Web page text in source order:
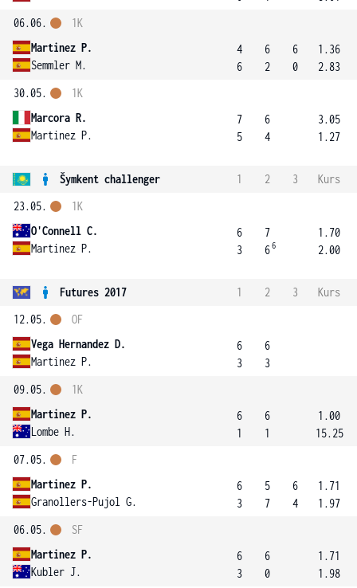
06.06.
Martinez P.
Semmler M.
1K
4
6
6
2
6
0
1.36
2.83
30.05.
Marcora R.
Martinez P.
1K
7
5
6
4
3.05
1.27
Šymkent challenger 1 2 3
Kurs
23.05.
O'Connell C.
Martinez P.
1K
6
3
7
66
1.70
2.00
Futures 2017 1 2 3
Kurs
12.05.
Vega Hernandez D.
Martinez P.
OF
6
3
6
3
09.05.
Martinez P.
Lombe H.
1K
6
1
6
1
1.00
15.25
07.05.
Martinez P.
Granollers-Pujol G.
F
6
3
5
7
6
4
1.71
1.97
06.05.
Martinez P.
Kubler J.
SF
6
3
6
0
1.71
1.98